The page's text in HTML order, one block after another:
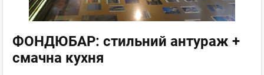
ФОНДЮБАР: стильний антураж +
смачна кухня